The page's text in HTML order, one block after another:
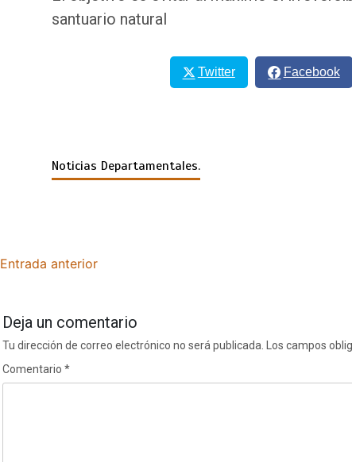
santuario natural
Twitter Facebook
Noticias Departamentales.
Entrada anterior
Deja un comentario
Tu dirección de correo electrónico no será publicada. Los campos
Comentario *